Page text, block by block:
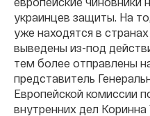
украинцев защиты. На
уже находятся в
выведены из-под
тем более отправлены
представитель
Европейской комиссии
внутренних дел Коринна